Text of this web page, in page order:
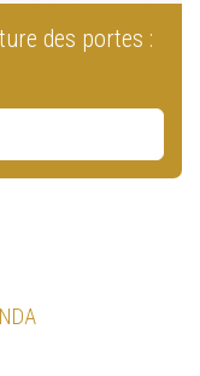
des portes :